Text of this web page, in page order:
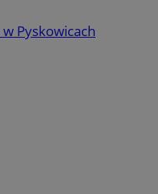
Pyskowicach